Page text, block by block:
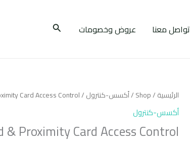
تواصل معنا عروض وخصومات البحث
الرئيسية/
Shop
/أكسس-كنترول/ Password & Proximity Card Access Control
أكسس-كنترول
& Proximity Card Access Control